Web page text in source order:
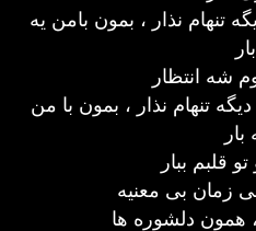
تنهام نذار ، بمون بامن یه
بار
شه انتظار
تنهام نذار ، بمون با من
بار
قلبم ببار
زمان بی معنیه
دلشوره ها